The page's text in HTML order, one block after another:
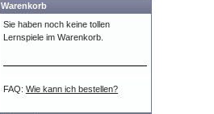
Warenkorb
Sie haben noch keine tollen
Lernspiele im Warenkorb.
FAQ: Wie kann ich bestellen?